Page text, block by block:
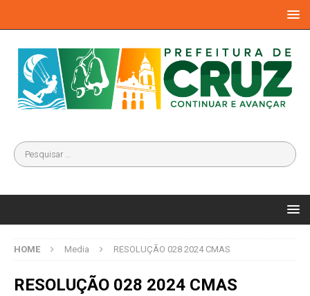
HOME Media RESOLUÇÃO 028 2024 CMAS
RESOLUÇÃO 028 2024 CMAS